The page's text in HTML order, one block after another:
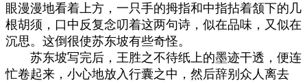
眼漫漫地看着上方，一只手的拇指和中指拈着颔下的几
根胡须，口中反复念叨着这两句诗，似在品味，又似在
沉思。这倒很使苏东坡有些奇怪。
苏东坡写完后，王胜之不待纸上的墨迹干透，便连
忙卷起来，小心地放入行囊之中，然后辞别众人离去